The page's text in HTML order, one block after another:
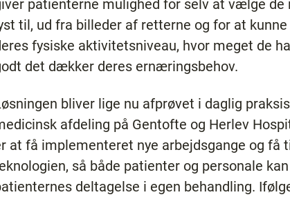
patienterne mulighed for selv at vælge de
til, ud fra billeder af retterne og for at
fysiske aktivitetsniveau, hvor meget de
det dækker deres ernæringsbehov.
bliver lige nu afprøvet i daglig
afdeling på Gentofte og Herlev
at få implementeret nye arbejdsgange og få
så både patienter og personale
deltagelse i egen behandling.